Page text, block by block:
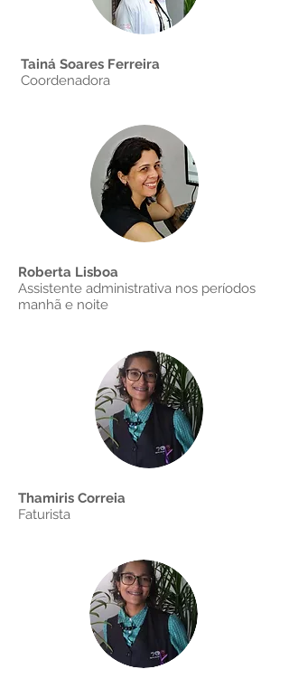
Tainá Soares Ferreira
Coordenadora
Roberta Lisboa
Assistente administrativa nos períodos
manhã e noite
Thamiris Correia
Faturista